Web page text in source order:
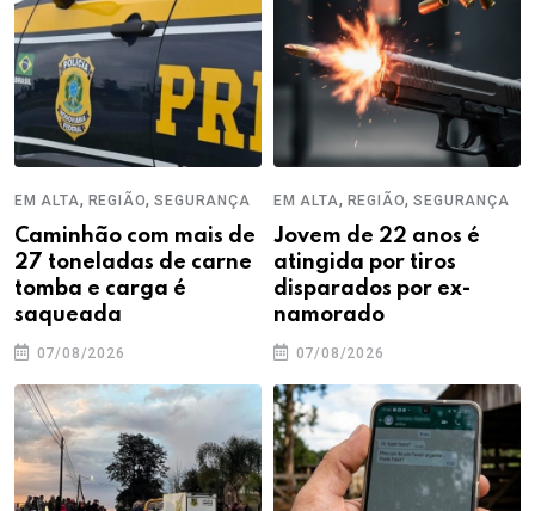
EM ALTA, REGIÃO,SEGURANÇA
Caminhão com mais de
27 toneladas de carne
tomba e carga é
saqueada
07/08/2026
EM ALTA, REGIÃO,SEGURANÇA
Jovem de 22 anos é
atingida por tiros
disparados por ex-
namorado
07/08/2026